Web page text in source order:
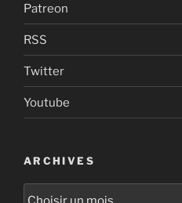
Patreon
RSS
Twitter
Youtube
ARCHIVES
Archives